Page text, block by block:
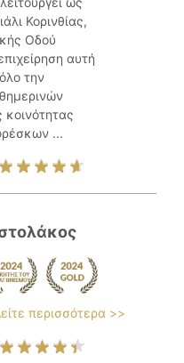
Κορινθίας,
Οδού
αυτή
την
...
περισσότερα >>